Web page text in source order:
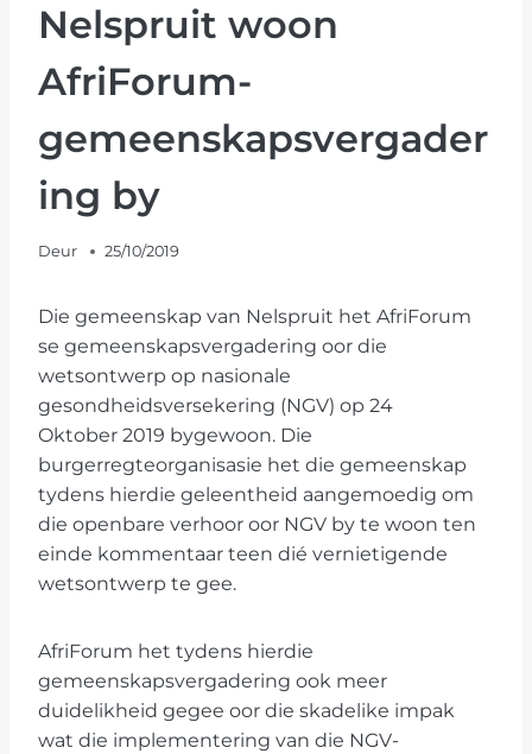
Nelspruit woon
AfriForum-
gemeenskapsvergader
ing by
Deur 25/10/2019
Die gemeenskap van Nelspruit het AfriForum
se gemeenskapsvergadering oor die
wetsontwerp op nasionale
gesondheidsversekering (NGV) op 24
Oktober 2019 bygewoon. Die
burgerregteorganisasie het die gemeenskap
tydens hierdie geleentheid aangemoedig om
die openbare verhoor oor NGV by te woon ten
einde kommentaar teen dié vernietigende
wetsontwerp te gee.
AfriForum het tydens hierdie
gemeenskapsvergadering ook meer
duidelikheid gegee oor die skadelike impak
wat die implementering van die NGV-